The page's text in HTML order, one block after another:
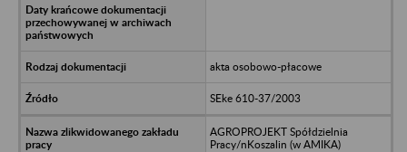
akta osobowo-płacowe
SEke 610-37/2003
AGROPROJEKT Spółdzielnia
Pracy/nKoszalin (w AMIKA)